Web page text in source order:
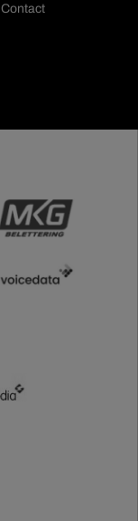
Contact